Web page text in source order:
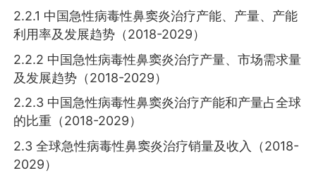
2.2.1 中国急性病毒性鼻窦炎治疗产能、产量、产能
利用率及发展趋势（2018-2029）
2.2.2 中国急性病毒性鼻窦炎治疗产量、市场需求量
及发展趋势（2018-2029）
2.2.3 中国急性病毒性鼻窦炎治疗产能和产量占全球
的比重（2018-2029）
2.3 全球急性病毒性鼻窦炎治疗销量及收入（2018-
2029）